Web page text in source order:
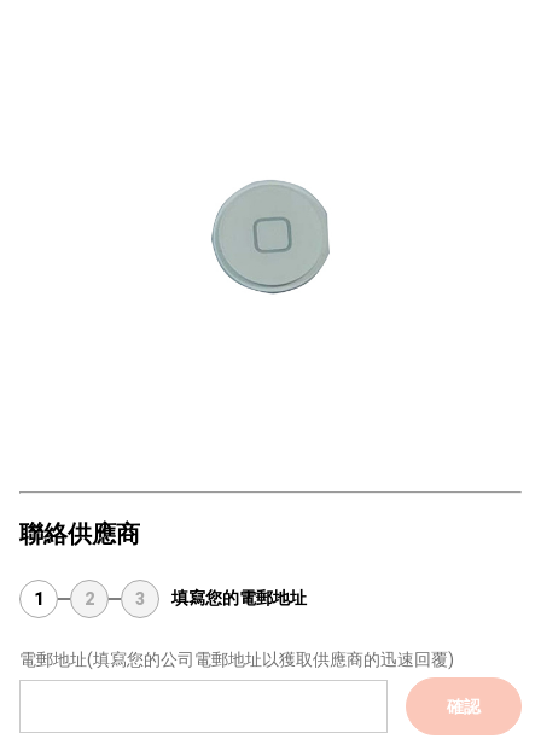
聯絡供應商
1 2 3 填寫您的電郵地址
電郵地址(填寫您的公司電郵地址以獲取供應商的迅速回覆)
確認